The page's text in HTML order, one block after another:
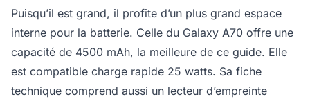
Puisqu’il est grand, il profite d’un plus grand espace
interne pour la batterie. Celle du Galaxy A70 offre une
capacité de 4500 mAh, la meilleure de ce guide. Elle
est compatible charge rapide 25 watts. Sa fiche
technique comprend aussi un lecteur d’empreinte